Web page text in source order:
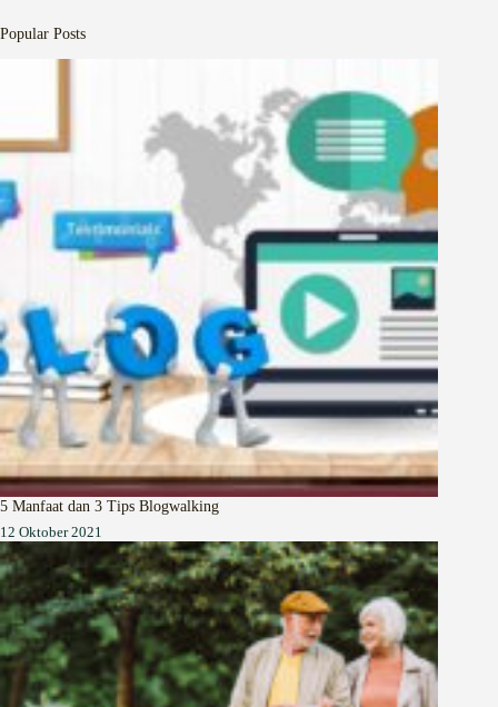
Popular Posts
5 Manfaat dan 3 Tips Blogwalking
12 Oktober 2021